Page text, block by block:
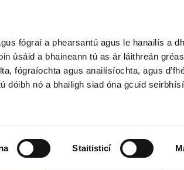
fógraí a phearsantú agus le hanailís a
úsáid a bhaineann tú as ár láithreán
fógraíochta agus anailísíochta, agus
dóibh nó a bhailigh siad óna gcuid
Staitisticí
Chraobhaigh –
A Ógánaigh an
A ógánaigh an chúil
mbíonn tú?